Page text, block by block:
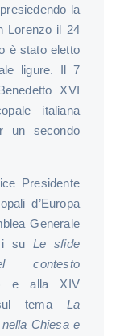
la
Lorenzo il 24
è stato eletto
ligure. Il 7
XVI
italiana
un secondo
Presidente
d’Europa
Generale
su Le sfide
contesto
e alla XIV
tema La
Chiesa e